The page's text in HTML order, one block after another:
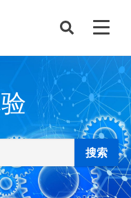
插件开发
性能优化
店